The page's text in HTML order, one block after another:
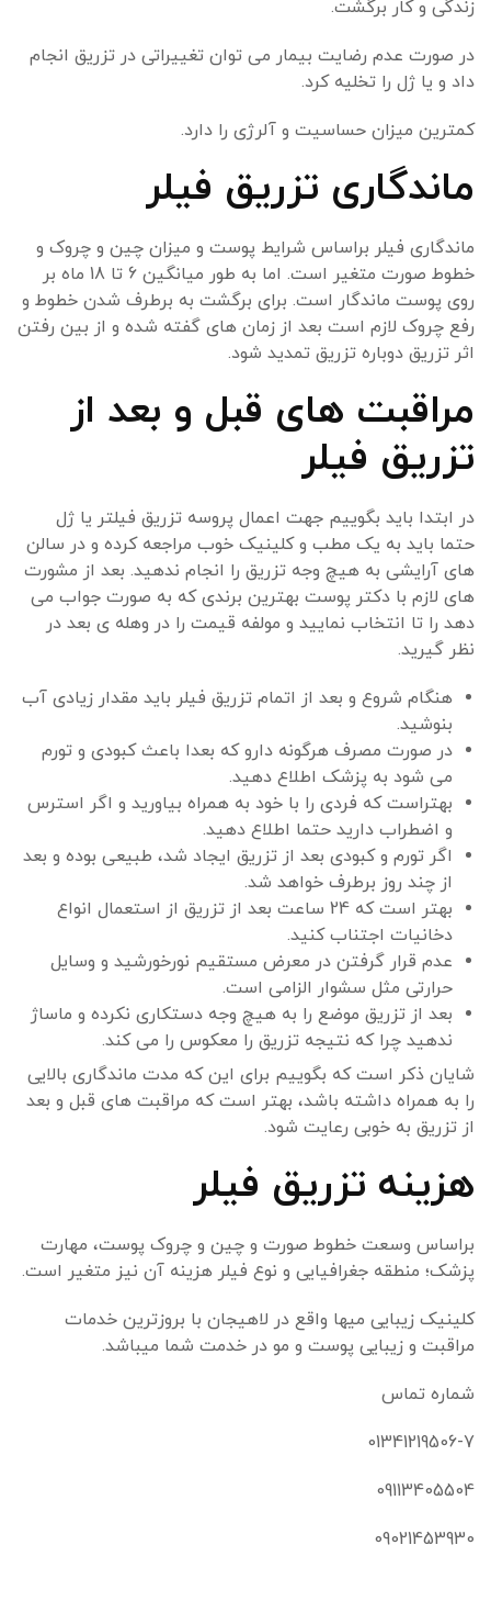
زندگی و کار برگشت.
در صورت عدم رضایت بیمار می توان تغییراتی در تزریق انجام
داد و یا ژل را تخلیه کرد.
کمترین میزان حساسیت و آلرژی را دارد.
ماندگاری تزریق فیلر
ماندگاری فیلر براساس شرایط پوست و میزان چین و چروک و
خطوط صورت متغیر است. اما به طور میانگین 6 تا 18 ماه بر
روی پوست ماندگار است. برای برگشت به برطرف شدن خطوط و
رفع چروک لازم است بعد از زمان های گفته شده و از بین رفتن
اثر تزریق دوباره تزریق تمدید شود.
مراقبت های قبل و بعد از
تزریق فیلر
در ابتدا باید بگوییم جهت اعمال پروسه تزریق فیلتر یا ژل
حتما باید به یک مطب و کلینیک خوب مراجعه کرده و در سالن
های آرایشی به هیچ وجه تزریق را انجام ندهید. بعد از مشورت
های لازم با دکتر پوست بهترین برندی که به صورت جواب می
دهد را تا انتخاب نمایید و مولفه قیمت را در وهله ی بعد در
نظر گیرید.
هنگام شروع و بعد از اتمام تزریق فیلر باید مقدار زیادی آب
بنوشید.
در صورت مصرف هرگونه دارو که بعدا باعث کبودی و تورم
می شود به پزشک اطلاع دهید.
بهتراست که فردی را با خود به همراه بیاورید و اگر استرس
و اضطراب دارید حتما اطلاع دهید.
اگر تورم و کبودی بعد از تزریق ایجاد شد، طبیعی بوده و بعد
از چند روز برطرف خواهد شد.
بهتر است که 24 ساعت بعد از تزریق از استعمال انواع
دخانیات اجتناب کنید.
عدم قرار گرفتن در معرض مستقیم نورخورشید و وسایل
حرارتی مثل سشوار الزامی است.
بعد از تزریق موضع را به هیچ وجه دستکاری نکرده و ماساژ
ندهید چرا که نتیجه تزریق را معکوس را می کند.
شایان ذکر است که بگوییم برای این که مدت ماندگاری بالایی
را به همراه داشته باشد، بهتر است که مراقبت های قبل و بعد
از تزریق به خوبی رعایت شود.
هزینه تزریق فیلر
براساس وسعت خطوط صورت و چین و چروک پوست، مهارت
پزشک؛ منطقه جغرافیایی و نوع فیلر هزینه آن نیز متغیر است.
کلینیک زیبایی میها واقع در لاهیجان با بروزترین خدمات
مراقبت و زیبایی پوست و مو در خدمت شما میباشد.
شماره تماس
01341219506-7
09113405504
09021453930